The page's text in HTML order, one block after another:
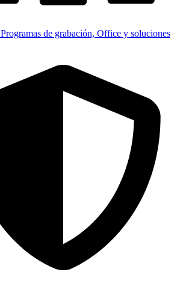
Programas de grabación, Office y soluciones